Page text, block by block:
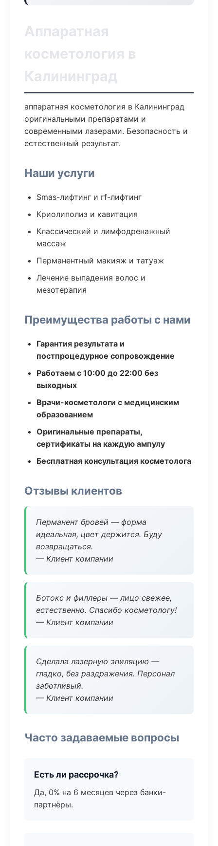
Аппаратная
косметология в
Калининград
аппаратная косметология в Калининград
оригинальными препаратами и
современными лазерами. Безопасность и
естественный результат.
Наши услуги
Smas-лифтинг и rf-лифтинг
Криолиполиз и кавитация
Классический и лимфодренажный
массаж
Перманентный макияж и татуаж
Лечение выпадения волос и
мезотерапия
Преимущества работы с нами
Гарантия результата и
постпроцедурное сопровождение
Работаем с 10:00 до 22:00 без
выходных
Врачи-косметологи с медицинским
образованием
Оригинальные препараты,
сертификаты на каждую ампулу
Бесплатная консультация косметолога
Отзывы клиентов
Перманент бровей — форма
идеальная, цвет держится. Буду
возвращаться.
— Клиент компании
Ботокс и филлеры — лицо свежее,
естественно. Спасибо косметологу!
— Клиент компании
Сделала лазерную эпиляцию —
гладко, без раздражения. Персонал
заботливый.
— Клиент компании
Часто задаваемые вопросы
Есть ли рассрочка?
Да, 0% на 6 месяцев через банки-
партнёры.